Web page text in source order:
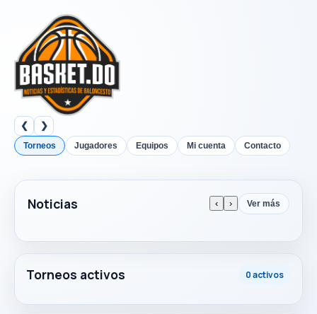
❮ ❯
Torneos Jugadores Equipos Mi cuenta Contacto
Noticias ‹ › Ver más
Torneos activos 0 activos